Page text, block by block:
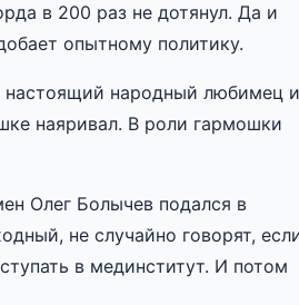
в 200 раз не дотянул. Да и
опытному политику.
настоящий народный любимец и
наяривал. В роли гармошки
Олег Болычев подался в
не случайно говорят,
в мединститут. И потом